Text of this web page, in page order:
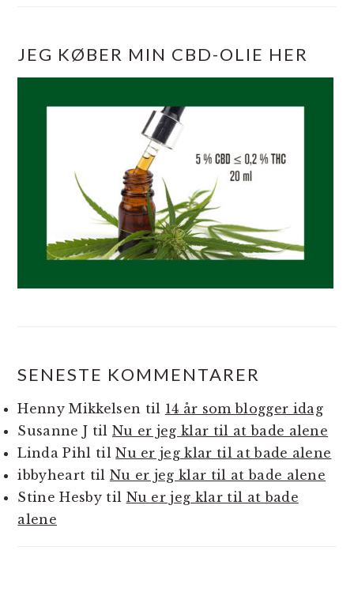
JEG KØBER MIN CBD-OLIE HER
SENESTE KOMMENTARER
Henny Mikkelsen til 14 år som blogger idag
Susanne J til Nu er jeg klar til at bade alene
Linda Pihl tilNu er jeg klar til at bade alene
ibbyheart til Nu er jeg klar til at bade alene
Stine Hesbytil Nu er jeg klar til at bade
alene